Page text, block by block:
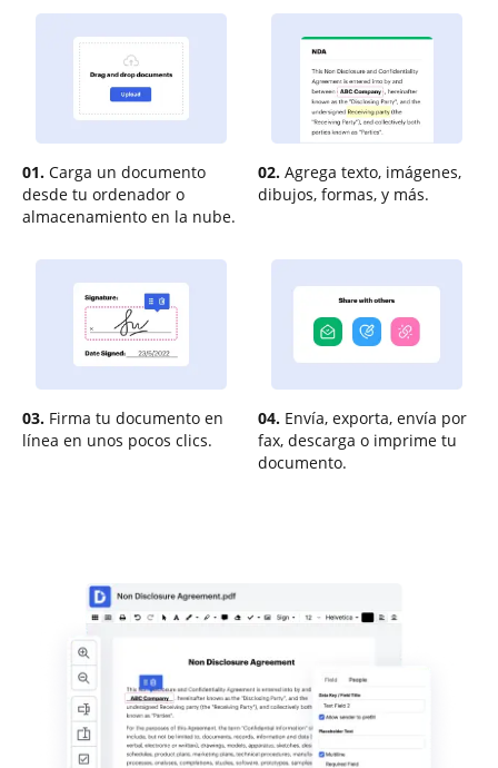
01. Carga un documento
desde tu ordenador o
almacenamiento en la nube.
02. Agrega texto, imágenes,
dibujos, formas, y más.
03. Firma tu documento en
línea en unos pocos clics.
04. Envía, exporta, envía por
fax, descarga o imprime tu
documento.